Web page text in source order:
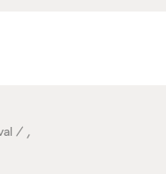
/ ,